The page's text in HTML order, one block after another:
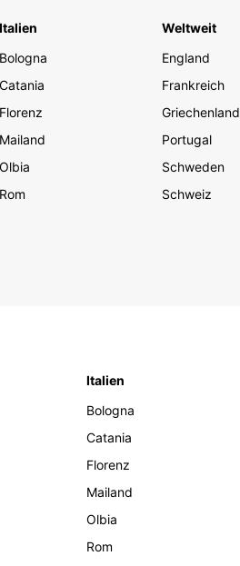
Italien
Bologna
Catania
Florenz
Mailand
Olbia
Rom
Weltweit
England
Frankreich
Griechenland
Portugal
Schweden
Schweiz
Italien
Bologna
Catania
Florenz
Mailand
Olbia
Rom